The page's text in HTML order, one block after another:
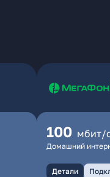
100 мбит/
Домашний
Детали